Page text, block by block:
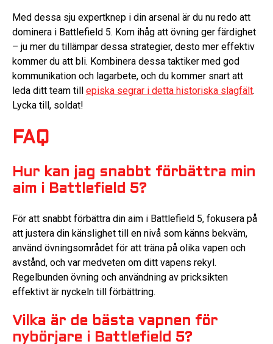
Med dessa sju expertknep i din arsenal är du nu redo att
dominera i Battlefield 5. Kom ihåg att övning ger färdighet
– ju mer du tillämpar dessa strategier, desto mer effektiv
kommer du att bli. Kombinera dessa taktiker med god
kommunikation och lagarbete, och du kommer snart att
leda ditt team till episka segrar i detta historiska slagfält.
Lycka till, soldat!
FAQ
Hur kan jag snabbt förbättra min
aim i Battlefield 5?
För att snabbt förbättra din aim i Battlefield 5, fokusera på
att justera din känslighet till en nivå som känns bekväm,
använd övningsområdet för att träna på olika vapen och
avstånd, och var medveten om ditt vapens rekyl.
Regelbunden övning och användning av pricksikten
effektivt är nyckeln till förbättring.
Vilka är de bästa vapnen för
nybörjare i Battlefield 5?